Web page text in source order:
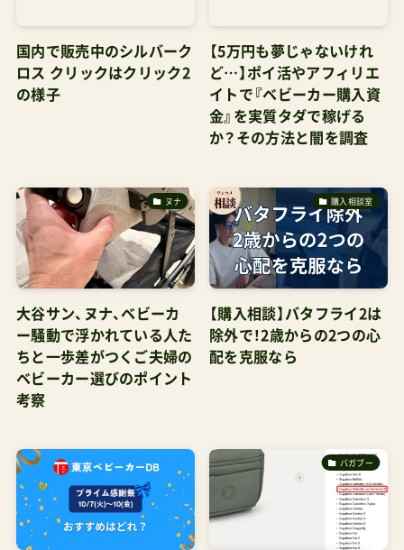
国内で販売中のシルバーク
ロス クリックはクリック2
の様子
【5万円も夢じゃないけれ
ど…】ポイ活やアフィリエ
イトで『ベビーカー購入資
金』を実質タダで稼げる
か？その方法と闇を調査
ヌナ
大谷サン、ヌナ、ベビーカ
ー騒動で浮かれている人た
ちと一歩差がつくご夫婦の
ベビーカー選びのポイント
考察
購入相談室
【購入相談】バタフライ2は
除外で！2歳からの2つの心
配を克服なら
バガブー